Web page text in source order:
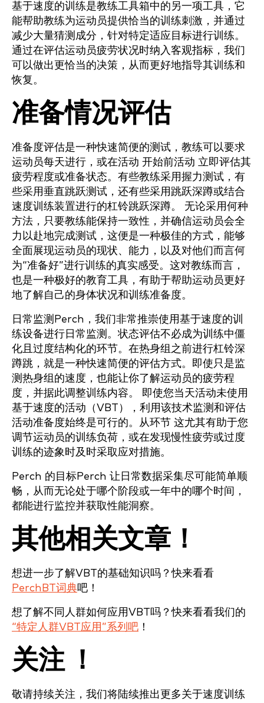
基于速度的训练是教练工具箱中的另一项工具，它
能帮助教练为运动员提供恰当的训练刺激，并通过
减少大量猜测成分，针对特定适应目标进行训练。
通过在评估运动员疲劳状况时纳入客观指标，我们
可以做出更恰当的决策，从而更好地指导其训练和
恢复。
准备情况评估
准备度评估是一种快速简便的测试，教练可以要求
运动员每天进行，或在活动 开始前活动 立即评估其
疲劳程度或准备状态。有些教练采用握力测试，有
些采用垂直跳跃测试，还有些采用跳跃深蹲或结合
速度训练装置进行的杠铃跳跃深蹲。 无论采用何种
方法，只要教练能保持一致性，并确信运动员会全
力以赴地完成测试，这便是一种极佳的方式，能够
全面展现运动员的现状、能力，以及对他们而言何
为“准备好”进行训练的真实感受。这对教练而言，
也是一种极好的教育工具，有助于帮助运动员更好
地了解自己的身体状况和训练准备度。
日常监测Perch，我们非常推崇使用基于速度的训
练设备进行日常监测。状态评估不必成为训练中僵
化且过度结构化的环节。在热身组之前进行杠铃深
蹲跳，就是一种快速简便的评估方式。即使只是监
测热身组的速度，也能让你了解运动员的疲劳程
度，并据此调整训练内容。 即使您当天活动未使用
基于速度的活动（VBT），利用该技术监测和评估
活动准备度始终是可行的。从环节 这尤其有助于您
调节运动员的训练负荷，或在发现慢性疲劳或过度
训练的迹象时及时采取应对措施。
Perch 的目标Perch 让日常数据采集尽可能简单顺
畅，从而无论处于哪个阶段或一年中的哪个时间，
都能进行监控并获取性能洞察。
其他相关文章！
想进一步了解VBT的基础知识吗？快来看看
PerchBT词典吧！
想了解不同人群如何应用VBT吗？快来看看我们的
“特定人群VBT应用”系列吧 ！
关注 ！
敬请持续关注，我们将陆续推出更多关于速度训练